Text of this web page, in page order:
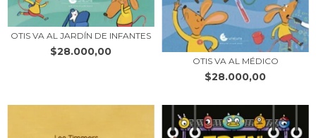
OTIS VA AL JARDÍN DE INFANTES
$28.000,00
OTIS VA AL MÉDICO
$28.000,00